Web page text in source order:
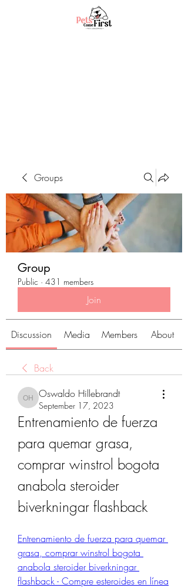
Groups
Group
Public · 431 members
Join
Discussion Media Members About
Back
Oswaldo Hillebrandt
Oswaldo Hillebrandt
September 17, 2023
Entrenamiento de fuerza
para quemar grasa,
comprar winstrol bogota
anabola steroider
biverkningar flashback
Entrenamiento de fuerza para quemar
grasa, comprar winstrol bogota
anabola steroider biverkningar
flashback - Compre esteroides en línea